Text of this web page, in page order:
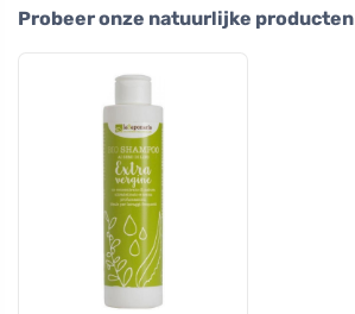
Probeer onze natuurlijke producten